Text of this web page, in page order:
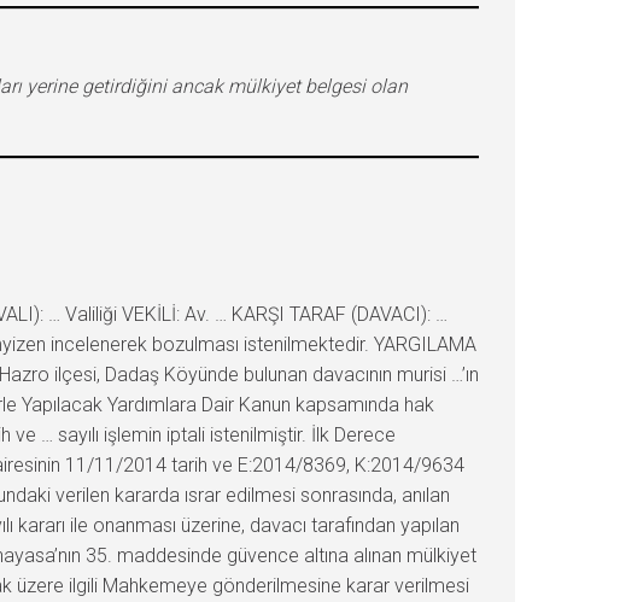
yerine getirdiğini ancak mülkiyet belgesi olan
… Valiliği VEKİLİ: Av. … KARŞI TARAF (DAVACI): …
incelenerek bozulması istenilmektedir. YARGILAMA
ilçesi, Dadaş Köyünde bulunan davacının murisi …’ın
Yapılacak Yardımlara Dair Kanun kapsamında hak
… sayılı işlemin iptali istenilmiştir. İlk Derece
11/11/2014 tarih ve E:2014/8369, K:2014/9634
verilen kararda ısrar edilmesi sonrasında, anılan
ile onanması üzerine, davacı tarafından yapılan
35. maddesinde güvence altına alınan mülkiyet
üzere ilgili Mahkemeye gönderilmesine karar verilmesi